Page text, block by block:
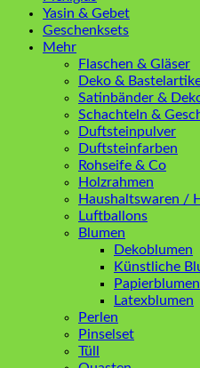
Yasin & Gebet
Geschenksets
Mehr
Flaschen & Gläser
Deko &
Satinbänder &
Schachteln &
Duftsteinpulver
Duftsteinfarben
Rohseife & Co
Holzrahmen
Haushaltswaren /
Luftballons
Blumen
Dekoblumen
Künstliche
Papierblumen
Latexblumen
Perlen
Pinselset
Tüll